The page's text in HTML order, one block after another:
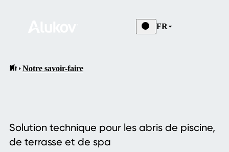
FR
Notre savoir-faire
Solution technique pour les abris de piscine,
de terrasse et de spa